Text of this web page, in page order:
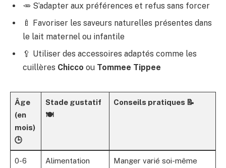
🥕 S’adapter aux préférences et refus sans forcer
🍼 Favoriser les saveurs naturelles présentes dans
le lait maternel ou infantile
🥄 Utiliser des accessoires adaptés comme les
cuillères Chicco ou Tommee Tippee
Âge
(en
mois)
🕒
Stade gustatif
🍽
Conseils pratiques 📝
0-6
Alimentation
Manger varié soi-même